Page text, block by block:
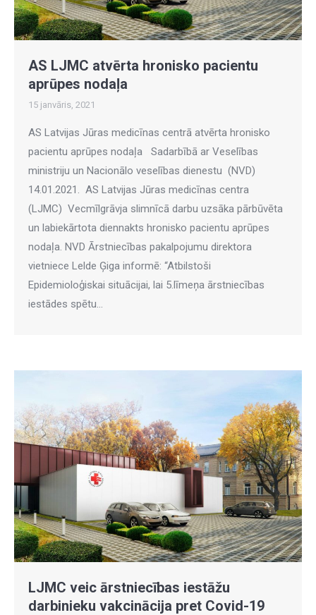
AS LJMC atvērta hronisko pacientu
aprūpes nodaļa
15 janvāris, 2021
AS Latvijas Jūras medicīnas centrā atvērta hronisko
pacientu aprūpes nodaļa Sadarbībā ar Veselības
ministriju un Nacionālo veselības dienestu (NVD)
14.01.2021. AS Latvijas Jūras medicīnas centra
(LJMC) Vecmīlgrāvja slimnīcā darbu uzsāka pārbūvēta
un labiekārtota diennakts hronisko pacientu aprūpes
nodaļa. NVD Ārstniecības pakalpojumu direktora
vietniece Lelde Ģiga informē: “Atbilstoši
Epidemioloģiskai situācijai, lai 5.līmeņa ārstniecības
iestādes spētu…
LJMC veic ārstniecības iestāžu
darbinieku vakcinācija pret Covid-19